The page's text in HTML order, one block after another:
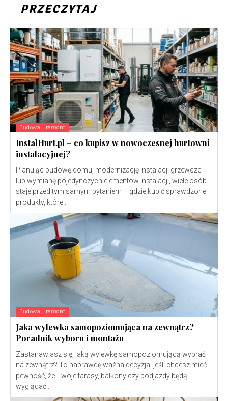
PRZECZYTAJ
Budowa i remont
InstalHurt.pl – co kupisz w nowoczesnej hurtowni
instalacyjnej?
Planując budowę domu, modernizację instalacji grzewczej
lub wymianę pojedynczych elementów instalacji, wiele osób
staje przed tym samym pytaniem – gdzie kupić sprawdzone
produkty, które...
Budowa i remont
Jaka wylewka samopoziomująca na zewnątrz?
Poradnik wyboru i montażu
Zastanawiasz się, jaką wylewkę samopoziomującą wybrać
na zewnątrz? To naprawdę ważna decyzja, jeśli chcesz mieć
pewność, że Twoje tarasy, balkony czy podjazdy będą
wyglądać...